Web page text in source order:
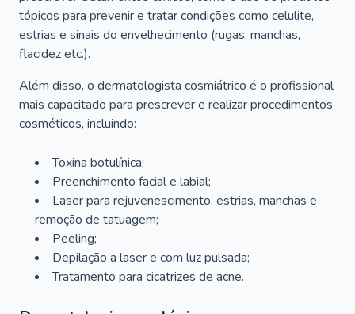
tópicos para prevenir e tratar condições como celulite,
estrias e sinais do envelhecimento (rugas, manchas,
flacidez etc.).
Além disso, o dermatologista cosmiátrico é o profissional
mais capacitado para prescrever e realizar procedimentos
cosméticos, incluindo:
Toxina botulínica;
Preenchimento facial e labial;
Laser para rejuvenescimento, estrias, manchas e
remoção de tatuagem;
Peeling;
Depilação a laser e com luz pulsada;
Tratamento para cicatrizes de acne.